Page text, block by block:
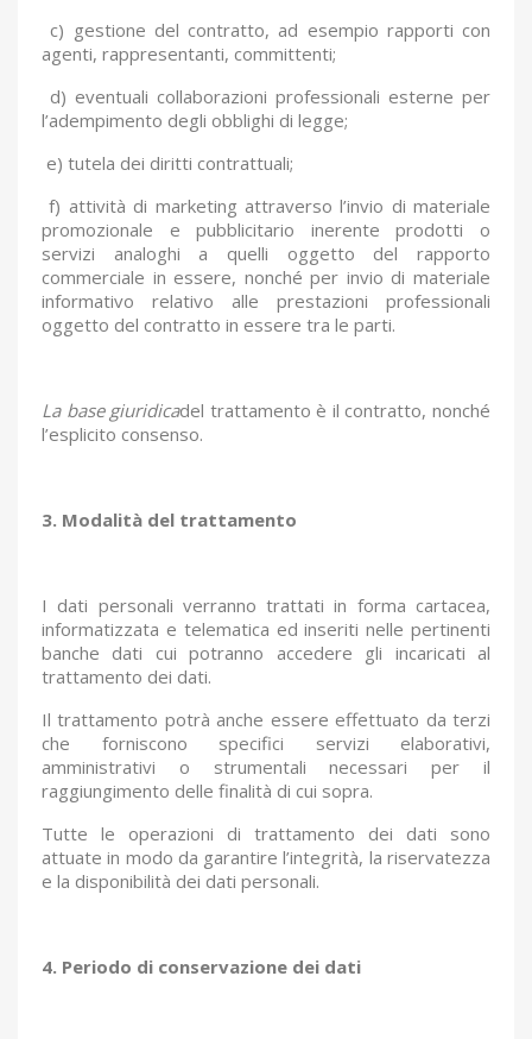
c) gestione del contratto, ad esempio rapporti con
agenti, rappresentanti, committenti;
d) eventuali collaborazioni professionali esterne per
l’adempimento degli obblighi di legge;
e) tutela dei diritti contrattuali;
f) attività di marketing attraverso l’invio di materiale
promozionale e pubblicitario inerente prodotti o
servizi analoghi a quelli oggetto del rapporto
commerciale in essere, nonché per invio di materiale
informativo relativo alle prestazioni professionali
oggetto del contratto in essere tra le parti.
La base giuridicadel trattamento è il contratto, nonché
l’esplicito consenso.
3. Modalità del trattamento
I dati personali verranno trattati in forma cartacea,
informatizzata e telematica ed inseriti nelle pertinenti
banche dati cui potranno accedere gli incaricati al
trattamento dei dati.
Il trattamento potrà anche essere effettuato da terzi
che forniscono specifici servizi elaborativi,
amministrativi o strumentali necessari per il
raggiungimento delle finalità di cui sopra.
Tutte le operazioni di trattamento dei dati sono
attuate in modo da garantire l’integrità, la riservatezza
e la disponibilità dei dati personali.
4. Periodo di conservazione dei dati